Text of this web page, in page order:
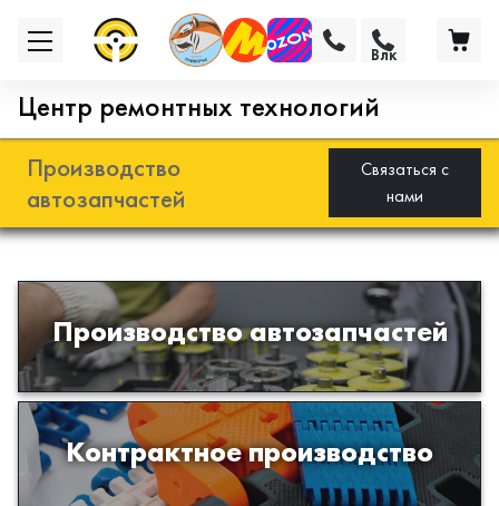
Центр ремонтных технологий
Производство
автозапчастей
Связаться с
нами
Производство автозапчастей
Разработка и производство деталей
из эластомеров для подвески
автомобиля
Контрактное производство
Производство изделий из пластиков
и полимеров по образцам либо
чертежам заказчика
Влк